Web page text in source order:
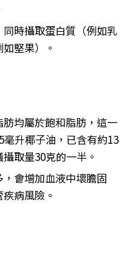
時攝取蛋白質（例如乳
堅果）。
均屬於飽和脂肪，這一
升椰子油，已含有約13
取量30克的一半。
會增加血液中壞膽固
病風險。